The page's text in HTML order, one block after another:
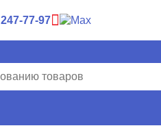
247-77-97